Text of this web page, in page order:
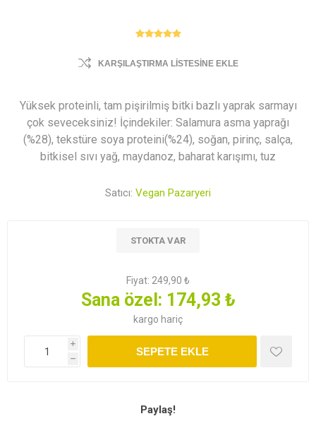
KARŞILAŞTIRMA LISTESINE EKLE
Yüksek proteinli, tam pişirilmiş bitki bazlı yaprak sarmayı
çok seveceksiniz! İçindekiler: Salamura asma yaprağı
(%28), tekstüre soya proteini(%24), soğan, pirinç, salça,
bitkisel sıvı yağ, maydanoz, baharat karışımı, tuz
Satıcı: Vegan Pazaryeri
STOKTA VAR
Fiyat: 249,90 ₺
Sana özel: 174,93 ₺
kargo hariç
i
h
SEPETE EKLE
Paylaş!